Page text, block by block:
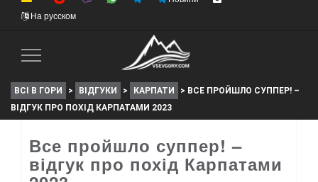
На русском
Toggle
ВСІ В ГОРИ > ВІДГУКИ > КАРПАТИ > ВСЕ ПРОЙШЛО СУППЕР! –
ВІДГУК ПРО ПОХІД КАРПАТАМИ 2023
Все пройшло суппер! –
відгук про похід Карпатами